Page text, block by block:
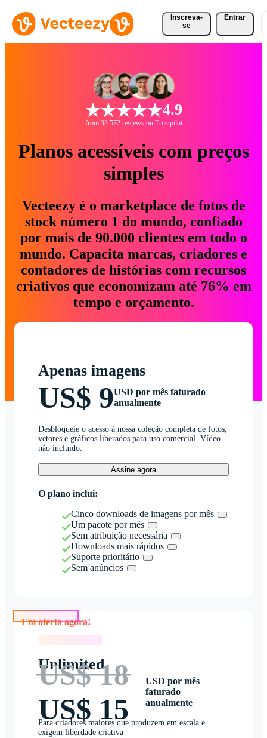
Inscreva-
se
Entrar
4.9
from 33.572 reviews on Trustpilot
Planos acessíveis com preços
simples
Vecteezy é o marketplace de fotos de
stock número 1 do mundo, confiado
por mais de 90.000 clientes em todo o
mundo. Capacita marcas, criadores e
contadores de histórias com recursos
criativos que economizam até 76% em
tempo e orçamento.
Apenas imagens
US$ 9USD por mês faturado
anualmente
Desbloqueie o acesso à nossa coleção completa de fotos,
vetores e gráficos liberados para uso comercial. Vídeo
não incluído.
Assine agora
O plano inclui:
Cinco downloads de imagens por mês
Um pacote por mês
Sem atribuição necessária
Downloads mais rápidos
Suporte prioritário
Sem anúncios
Unlimited
US$ 18
US$ 15
USD por mês
faturado
anualmente
Para criadores maiores que produzem em escala e
exigem liberdade criativa